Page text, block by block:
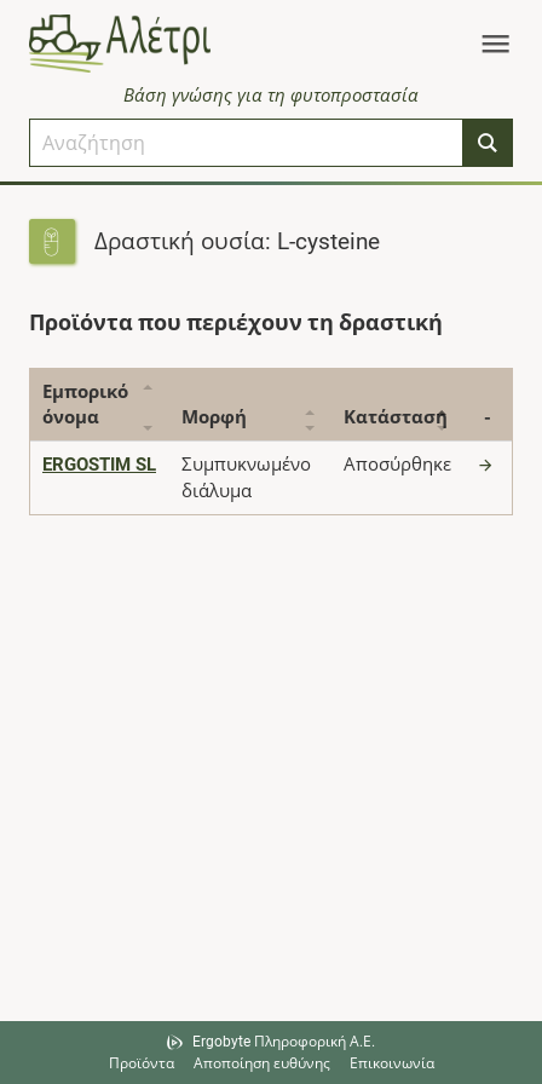
Βάση γνώσης για τη φυτοπροστασία
Δραστική ουσία: L-cysteine
Προϊόντα που περιέχουν τη δραστική
Εμπορικό
όνομα
Μορφή Κατάσταση -
ERGOSTIM SL
Συμπυκνωμένο
διάλυμα
Αποσύρθηκε
Ergobyte Πληροφορική Α.Ε.
Προϊόντα
Αποποίηση ευθύνης Επικοινωνία